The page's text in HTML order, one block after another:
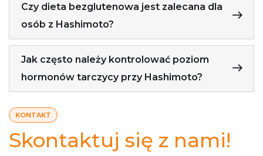
Czy dieta bezglutenowa jest zalecana dla
osób z Hashimoto?
Jak często należy kontrolować poziom
hormonów tarczycy przy Hashimoto?
KONTAKT
Skontaktuj się z nami!